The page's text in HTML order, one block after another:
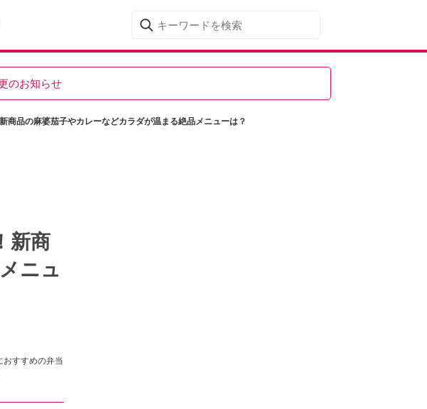
のお知らせ
商品の麻婆茄子やカレーなどカラダが温まる絶品メニューは？
新商
ニュ
おすすめの弁当